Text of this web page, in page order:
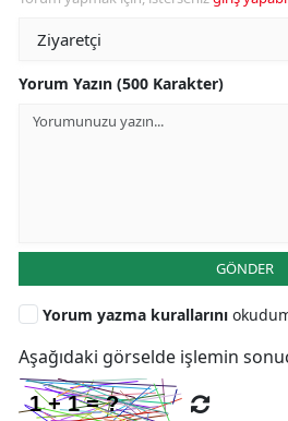
Yorum Yazın (500 Karakter)
GÖNDER
Yorum yazma kurallarını
Aşağıdaki görselde işlemin